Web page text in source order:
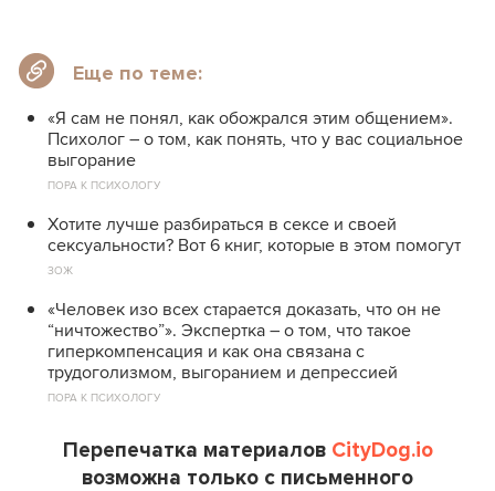
Еще по теме:
«Я сам не понял, как обожрался этим общением».
Психолог – о том, как понять, что у вас социальное
выгорание
ПОРА К ПСИХОЛОГУ
Хотите лучше разбираться в сексе и своей
сексуальности? Вот 6 книг, которые в этом помогут
ЗОЖ
«Человек изо всех старается доказать, что он не
“ничтожество”». Экспертка – о том, что такое
гиперкомпенсация и как она связана с
трудоголизмом, выгоранием и депрессией
ПОРА К ПСИХОЛОГУ
Перепечатка материалов CityDog.io
возможна только с письменного